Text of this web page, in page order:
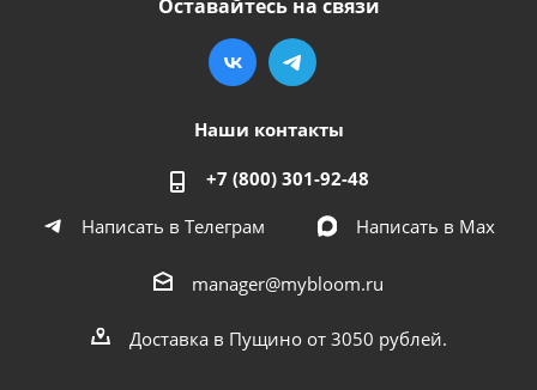
Оставайтесь на связи
Наши контакты
+7 (800) 301-92-48
Написать в Телеграм
Написать в Мах
manager@mybloom.ru
Доставка в Пущино от 3050 рублей.